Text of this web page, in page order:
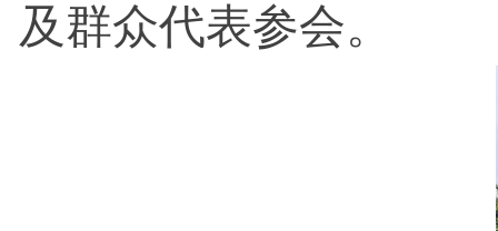
及群众代表参会。